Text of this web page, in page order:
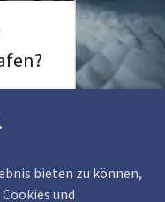
90
bieten zu können,
und